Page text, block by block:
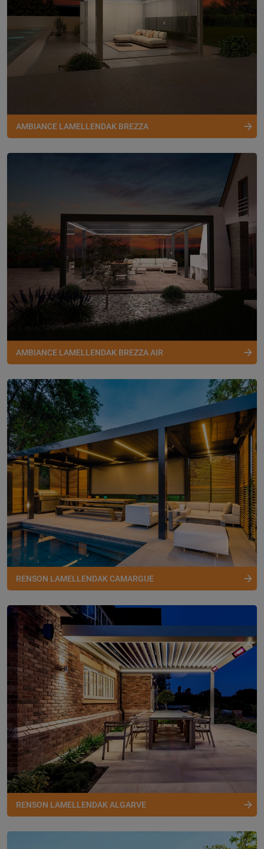
AMBIANCE LAMELLENDAK BREZZA
AMBIANCE LAMELLENDAK BREZZA AIR
RENSON LAMELLENDAK CAMARGUE
RENSON LAMELLENDAK ALGARVE